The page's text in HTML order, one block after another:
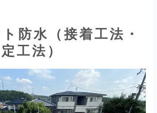
防水（接着工法・
工法）